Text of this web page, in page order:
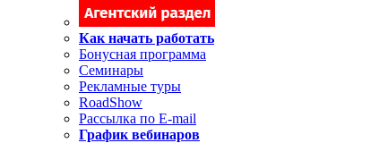
Как начать работать
Бонусная программа
Семинары
Рекламные туры
RoadShow
Рассылка по E-mail
График вебинаров